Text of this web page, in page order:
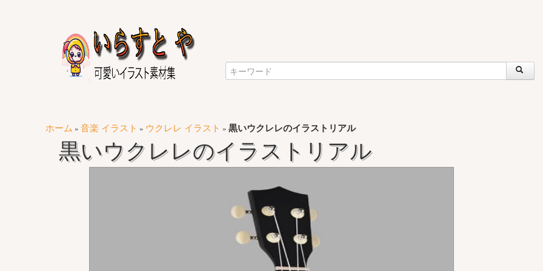
ホーム » 音楽 イラスト » ウクレレ イラスト » 黒いウクレレのイラストリアル
黒いウクレレのイラストリアル